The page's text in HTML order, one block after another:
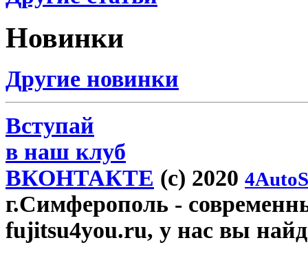
Новинки
Другие новинки
Вступай
в наш клуб
ВКОНТАКТЕ (c) 2020
г.Симферополь -
fujitsu4you.ru, у нас вы